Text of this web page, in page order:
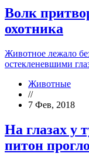
Волк
охотника
Животное лежало
остекленевшими
Животные
//
7 Фев, 2018
На глазах у
питон